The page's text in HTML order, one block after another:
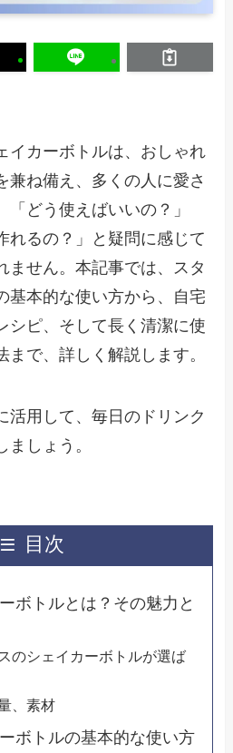
イカーボトルは、おしゃれ
兼ね備え、多くの人に愛さ
どう使えばいいの？」
れるの？」と疑問に感じて
ません。本記事では、スタ
基本的な使い方から、自宅
シピ、そして長く清潔に使
まで、詳しく解説します。
活用して、毎日のドリンク
ましょう。
目次
ボトルとは？その魅力と
のシェイカーボトルが選ば
、素材
ボトルの基本的な使い方